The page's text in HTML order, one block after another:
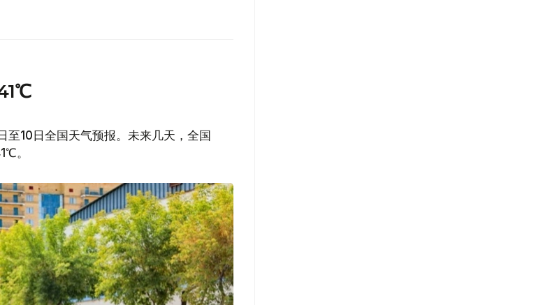
至10日全国天气预报。未来几天，全国
。